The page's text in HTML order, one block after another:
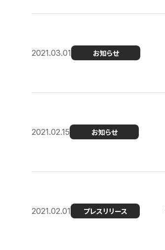
2021.03.01 お知らせ
2021.02.15 お知らせ
2021.02.01 プレスリリース